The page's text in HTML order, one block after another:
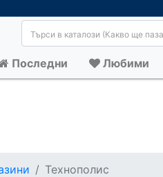
Последни Любими
Технополис